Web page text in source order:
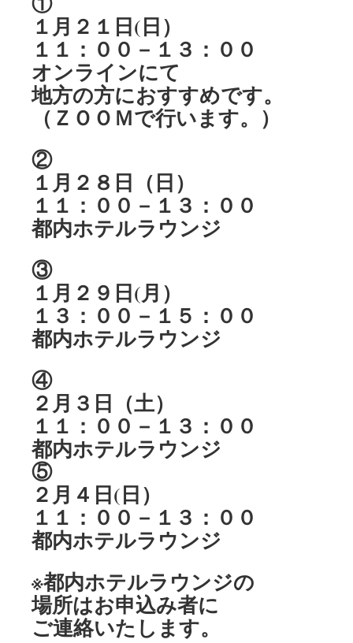
１月２１日(日）
１１：００－１３：００
オンラインにて
地方の方におすすめです。
（ＺＯＯＭで行います。）
②
１月２８日（日）
１１：００－１３：００
都内ホテルラウンジ
③
１月２９日(月）
１３：００－１５：００
都内ホテルラウンジ
④
２月３日（土）
１１：００－１３：００
都内ホテルラウンジ
⑤
２月４日(日）
１１：００－１３：００
都内ホテルラウンジ
※都内ホテルラウンジの
場所はお申込み者に
ご連絡いたします。